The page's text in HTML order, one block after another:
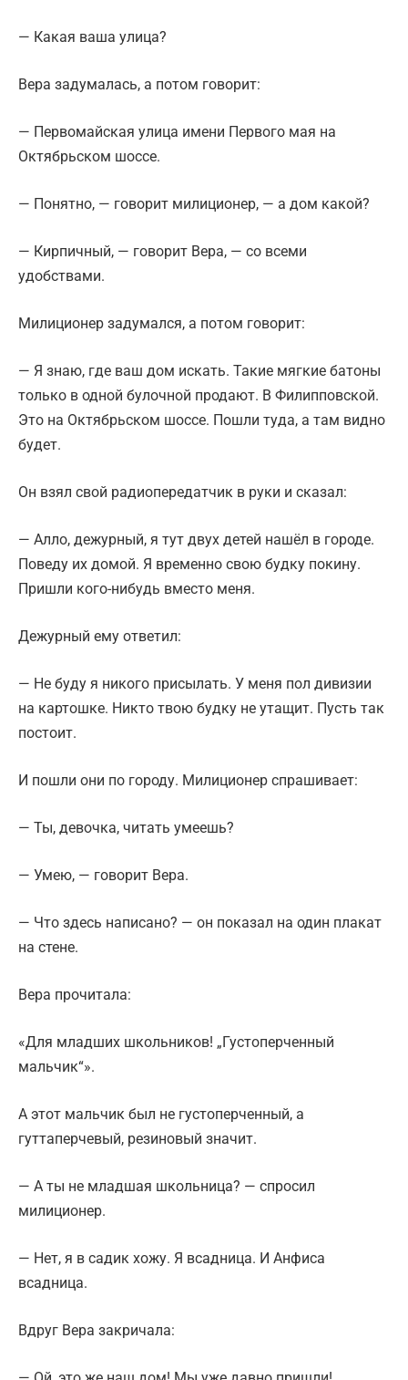
— Какая ваша улица?
Вера задумалась, а потом говорит:
— Первомайская улица имени Первого мая на
Октябрьском шоссе.
— Понятно, — говорит милиционер, — а дом какой?
— Кирпичный, — говорит Вера, — со всеми
удобствами.
Милиционер задумался, а потом говорит:
— Я знаю, где ваш дом искать. Такие мягкие батоны
только в одной булочной продают. В Филипповской.
Это на Октябрьском шоссе. Пошли туда, а там видно
будет.
Он взял свой радиопередатчик в руки и сказал:
— Алло, дежурный, я тут двух детей нашёл в городе.
Поведу их домой. Я временно свою будку покину.
Пришли кого-нибудь вместо меня.
Дежурный ему ответил:
— Не буду я никого присылать. У меня пол дивизии
на картошке. Никто твою будку не утащит. Пусть так
постоит.
И пошли они по городу. Милиционер спрашивает:
— Ты, девочка, читать умеешь?
— Умею, — говорит Вера.
— Что здесь написано? — он показал на один плакат
на стене.
Вера прочитала:
«Для младших школьников! „Густоперченный
мальчик“».
А этот мальчик был не густоперченный, а
гуттаперчевый, резиновый значит.
— А ты не младшая школьница? — спросил
милиционер.
— Нет, я в садик хожу. Я всадница. И Анфиса
всадница.
Вдруг Вера закричала: